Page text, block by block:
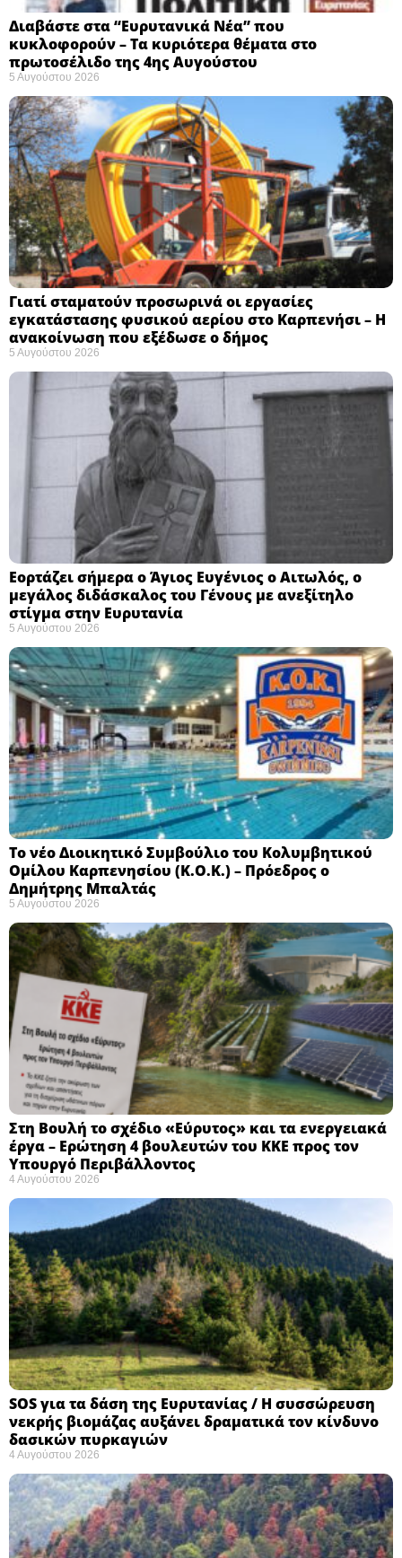
Διαβάστε στα “Ευρυτανικά Νέα” που
κυκλοφορούν – Τα κυριότερα θέματα στο
πρωτοσέλιδο της 4ης Αυγούστου
5 Αυγούστου 2026
Γιατί σταματούν προσωρινά οι εργασίες
εγκατάστασης φυσικού αερίου στο Καρπενήσι – Η
ανακοίνωση που εξέδωσε ο δήμος
5 Αυγούστου 2026
Εορτάζει σήμερα ο Άγιος Ευγένιος ο Αιτωλός, ο
μεγάλος διδάσκαλος του Γένους με ανεξίτηλο
στίγμα στην Ευρυτανία
5 Αυγούστου 2026
Το νέο Διοικητικό Συμβούλιο του Κολυμβητικού
Ομίλου Καρπενησίου (Κ.Ο.Κ.) – Πρόεδρος ο
Δημήτρης Μπαλτάς
5 Αυγούστου 2026
Στη Βουλή το σχέδιο «Εύρυτος» και τα ενεργειακά
έργα – Ερώτηση 4 βουλευτών του ΚΚΕ προς τον
Υπουργό Περιβάλλοντος
4 Αυγούστου 2026
SOS για τα δάση της Ευρυτανίας / Η συσσώρευση
νεκρής βιομάζας αυξάνει δραματικά τον κίνδυνο
δασικών πυρκαγιών
4 Αυγούστου 2026